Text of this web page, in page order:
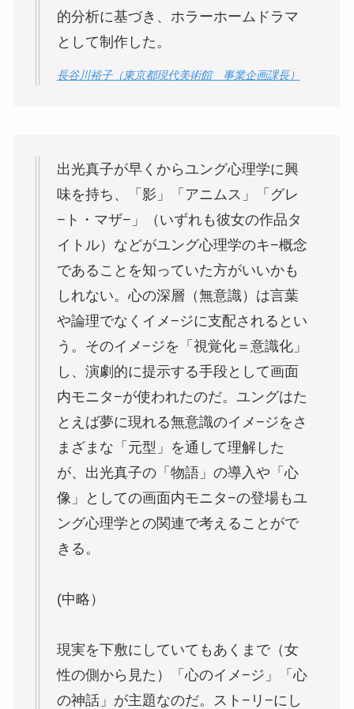
的分析に基づき、ホラーホームドラマ
として制作した。
長谷川裕子（東京都現代美術館 事業企画課長）
出光真子が早くからユング心理学に興
味を持ち、「影」「アニムス」「グレ
−ト・マザ−」（いずれも彼女の作品タ
イトル）などがユング心理学のキ−概念
であることを知っていた方がいいかも
しれない。心の深層（無意識）は言葉
や論理でなくイメ−ジに支配されるとい
う。そのイメ−ジを「視覚化＝意識化」
し、演劇的に提示する手段として画面
内モニタ−が使われたのだ。ユングはた
とえば夢に現れる無意識のイメ−ジをさ
まざまな「元型」を通して理解した
が、出光真子の「物語」の導入や「心
像」としての画面内モニタ−の登場もユ
ング心理学との関連で考えることがで
きる。
(中略）
現実を下敷にしていてもあくまで（女
性の側から見た）「心のイメ−ジ」「心
の神話」が主題なのだ。スト−リ−にし